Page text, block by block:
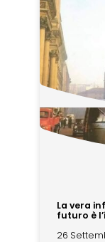
La vera
futuro è
26